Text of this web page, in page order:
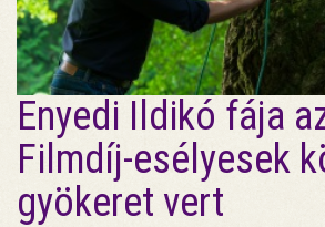
Enyedi Ildikó fája
Filmdíj-esélyesek
gyökeret vert